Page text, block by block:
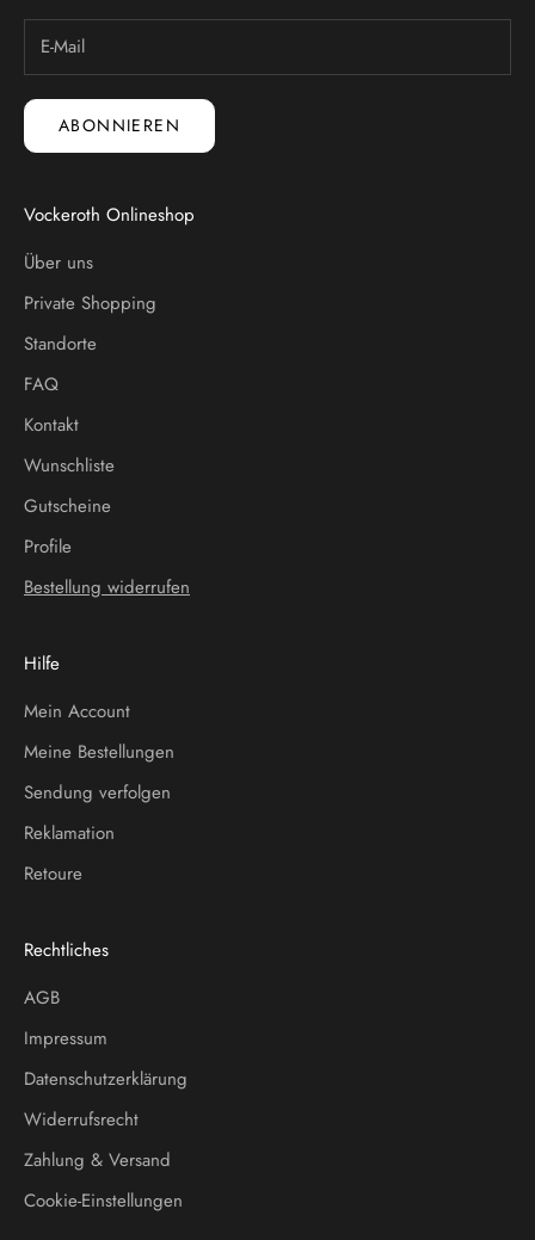
ABONNIEREN
Vockeroth Onlineshop
Über uns
Private Shopping
Standorte
FAQ
Kontakt
Wunschliste
Gutscheine
Profile
Bestellung widerrufen
Hilfe
Mein Account
Meine Bestellungen
Sendung verfolgen
Reklamation
Retoure
Rechtliches
AGB
Impressum
Datenschutzerklärung
Widerrufsrecht
Zahlung & Versand
Cookie-Einstellungen